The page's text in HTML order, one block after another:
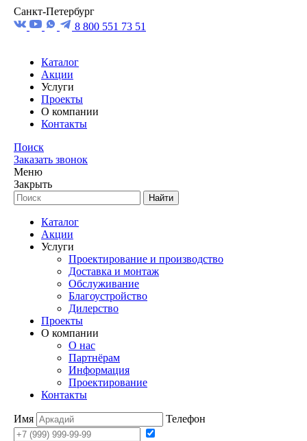
Санкт-Петербург
8 800 551 73 51
Каталог
Акции
Услуги
Проекты
О компании
Контакты
Поиск
Заказать звонок
Меню
Закрыть
Найти
Каталог
Акции
Услуги
Проектирование и производство
Доставка и монтаж
Обслуживание
Благоустройство
Дилерство
Проекты
О компании
О нас
Партнёрам
Информация
Проектирование
Контакты
Имя Телефон